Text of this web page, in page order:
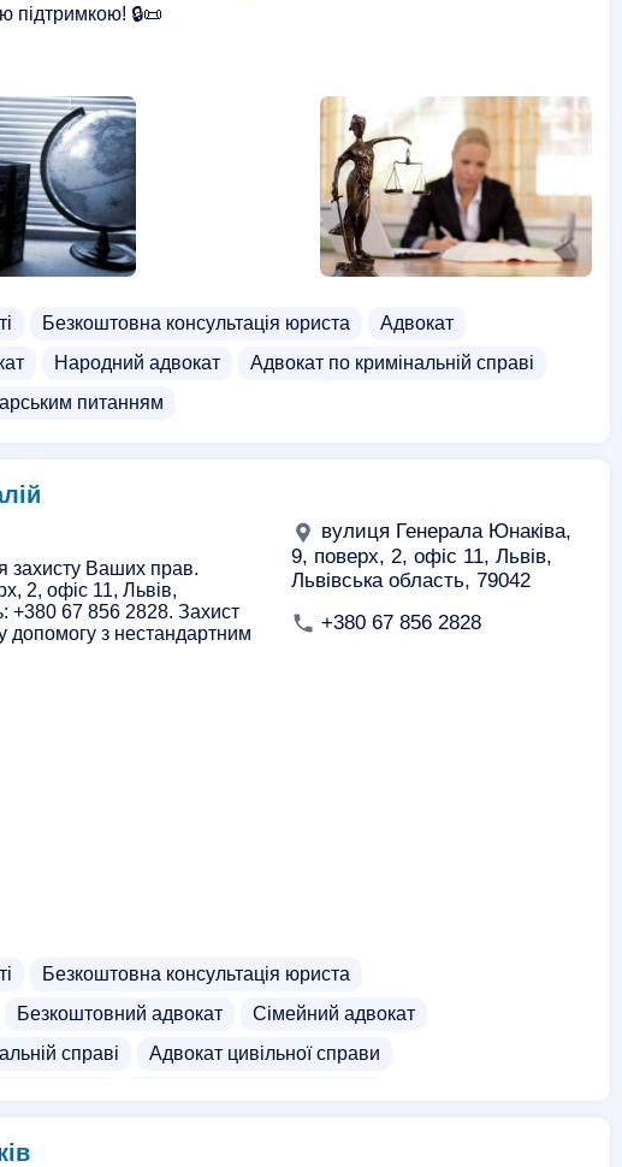
підтримкою! 🔒📜
Безкоштовна консультація юриста
Адвокат
Народний адвокат
Адвокат по кримінальній справі
питанням
захисту Ваших прав.
2, офіс 11, Львів,
+380 67 856 2828. Захист
допомогу з нестандартним
вулиця Генерала Юнаківа,
9, поверх, 2, офіс 11, Львів,
Львівська область, 79042
+380 67 856 2828
Безкоштовна консультація юриста
Безкоштовний адвокат
Сімейний адвокат
справі
Адвокат цивільної справи